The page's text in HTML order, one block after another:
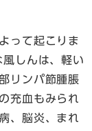
って起こりま
しんは、軽い
リンパ節腫脹
充血もみられ
、脳炎、まれ